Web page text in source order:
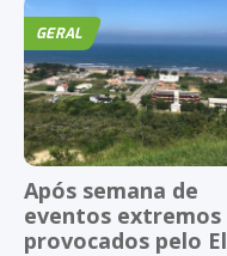
GERAL
Após semana de
eventos extremos
provocados pelo El